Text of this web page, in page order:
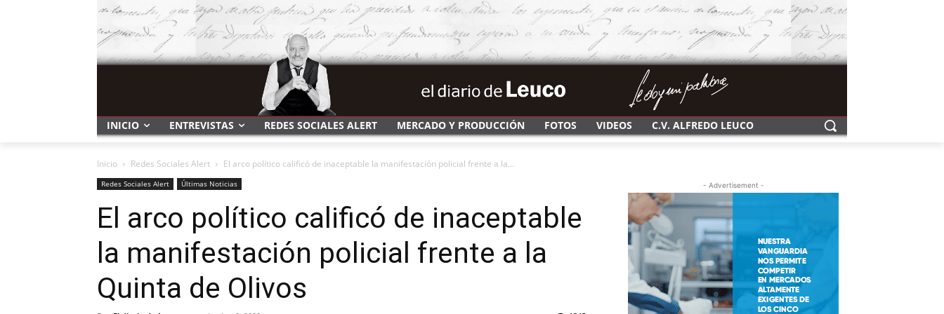
INICIO ENTREVISTAS REDES SOCIALES ALERT MERCADO Y PRODUCCIÓN FOTOS VIDEOS C.V. ALFREDO LEUCO
Inicio Redes Sociales Alert El arco político calificó de inaceptable la manifestación policial frente a la...
Redes Sociales Alert Últimas Noticias
El arco político calificó de inaceptable
la manifestación policial frente a la
Quinta de Olivos
- Advertisement -